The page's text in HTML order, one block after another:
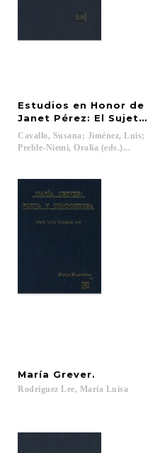
Estudios en Honor de
Janet Pérez: El Sujeto
Cavallo, Susana; Jiménez, Luis;
Preble-Niemi, Oralia (eds.)...
María Grever.
Rodríguez Lee, María Luisa